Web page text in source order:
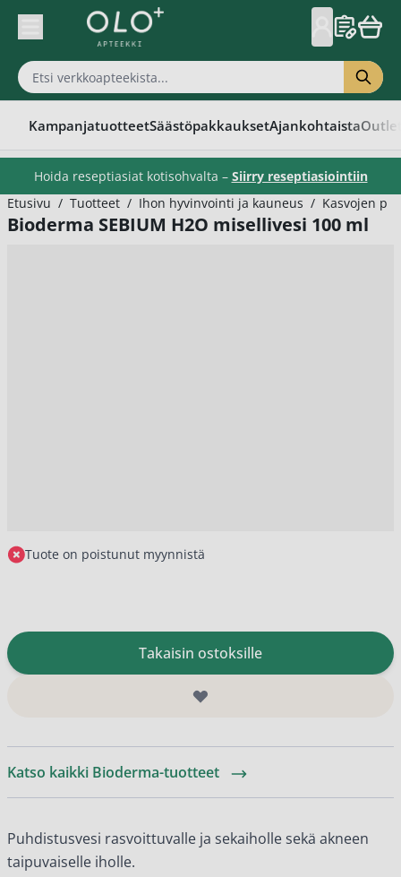
Skip to Content
KampanjatuotteetSäästöpakkauksetAjankohtaista
Hoida reseptiasiat kotisohvalta – Siirry reseptiasiointiin
Etusivu / Tuotteet / Ihon hyvinvointi ja kauneus / Kasvojen
Bioderma SEBIUM H2O misellivesi 100 ml
Tuote on poistunut myynnistä
Takaisin ostoksille
Katso kaikki Bioderma-tuotteet
Puhdistusvesi rasvoittuvalle ja sekaiholle sekä akneen
taipuvaiselle iholle.